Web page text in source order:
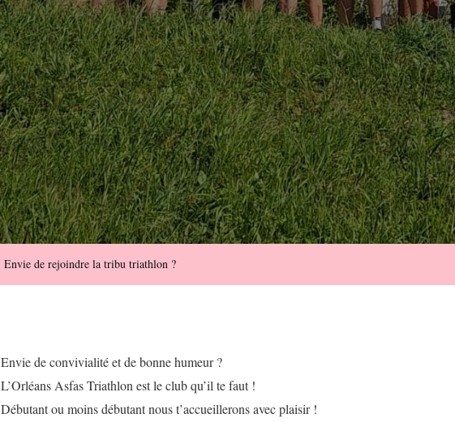
Envie de rejoindre la tribu triathlon ?
Envie de convivialité et de bonne humeur ?
L’Orléans Asfas Triathlon est le club qu’il te faut !
Débutant ou moins débutant nous t’accueillerons avec plaisir !